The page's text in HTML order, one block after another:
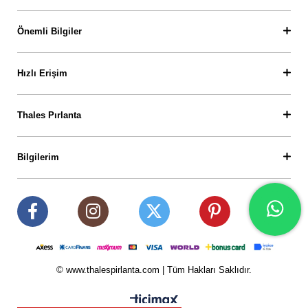
Önemli Bilgiler
Hızlı Erişim
Thales Pırlanta
Bilgilerim
© www.thalespirlanta.com | Tüm Hakları Saklıdır.